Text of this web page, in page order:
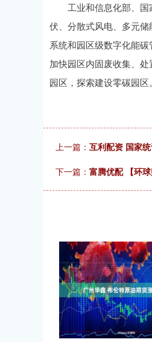
工业和信息化部、国
伏、分散式风电、多元
系统和园区级数字化能
加快园区内固废收集、
园区，探索建设零碳园区。
上一篇： 互利配资 国家
下一篇： 富腾优配 【环